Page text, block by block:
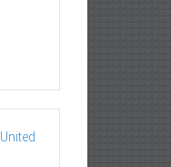
United